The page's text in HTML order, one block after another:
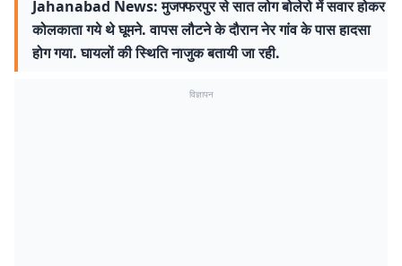
Jahanabad News: मुजफ्फरपुर से सात लोग बोलेरो में सवार होकर
कोलकाता गये थे घूमने. वापस लौटने के दौरान नेर गांव के पास हादसा
होग गया. घायलों की स्थिति नाजुक बतायी जा रही.
विज्ञापन